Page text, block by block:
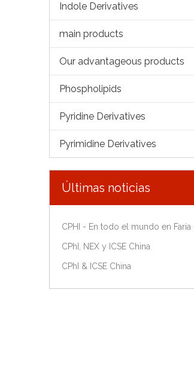
Indole Derivatives
main products
Our advantageous products
Phospholipids
Pyridine Derivatives
Pyrimidine Derivatives
Últimas noticias
CPhI, NEX y ICSE China
CPhI & ICSE China